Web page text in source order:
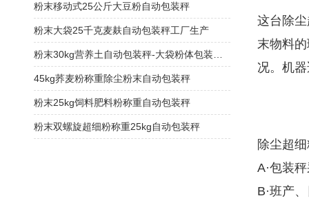
这台除
末物料
况。机
除尘超
A·包装
B·班产
粉末移动式25公斤大豆粉自动包装秤
粉末大袋25千克麦麸自动包装秤工厂生产
45kg荞麦粉称重除尘粉末自动包装秤
粉末25kg饲料肥料粉称重自动包装秤
粉末双螺旋超细粉称重25kg自动包装秤